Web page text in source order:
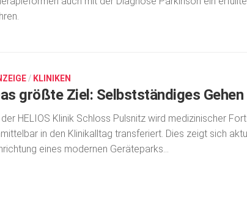
/ KLINIKEN
größte Ziel: Selbstständiges Gehen
der HELIOS Klinik Schloss Pulsnitz wird medizinischer
in den Klinikalltag transferiert. Dies zeigt sich
eines modernen Geräteparks...